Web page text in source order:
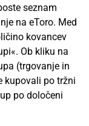
seznam
na eToro. Med
kovancev
Ob kliku na
(trgovanje in
kupovali po tržni
po določeni